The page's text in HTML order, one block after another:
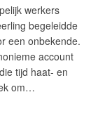
werkers
begeleidde
een onbekende.
account
tijd haat- en
om…